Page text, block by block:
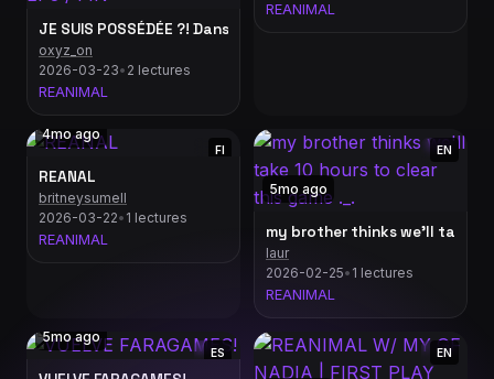
JE SUIS POSSÉDÉE ?! Dans tous les jeux en fait... 😈 (
oxyz_on
2026-03-23• 2 lectures
REANIMAL
REANIMAL
4mo ago
FI
REANAL
britneysumell
2026-03-22• 1 lectures
REANIMAL
5mo ago
EN
my brother thinks we'll take
laur
2026-02-25• 1 lectures
REANIMAL
5mo ago
ES EN